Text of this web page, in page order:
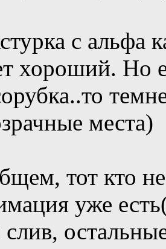
с альфа
хороший. Но
места)
тот кто
уже
слив,